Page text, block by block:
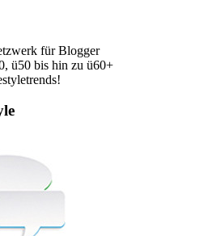
für Blogger
ü50 bis hin zu ü60+